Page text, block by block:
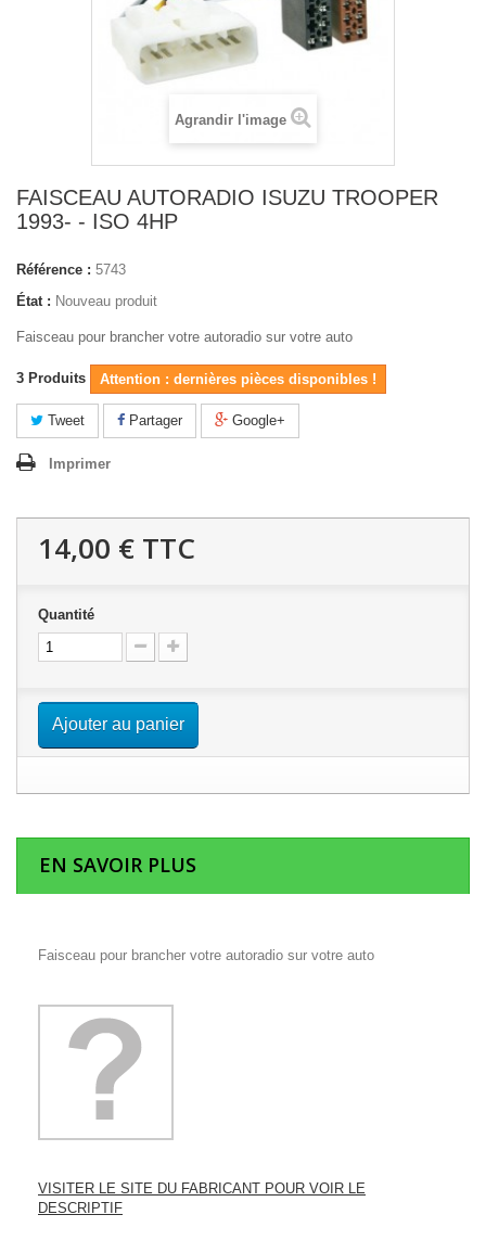
Agrandir l'image
FAISCEAU AUTORADIO ISUZU TROOPER
1993- - ISO 4HP
Référence : 5743
État : Nouveau produit
Faisceau pour brancher votre autoradio sur votre auto
3 Produits Attention : dernières pièces disponibles !
Tweet Partager Google+
Imprimer
14,00 € TTC
Quantité
Ajouter au panier
EN SAVOIR PLUS
Faisceau pour brancher votre autoradio sur votre auto
VISITER LE SITE DU FABRICANT POUR VOIR LE
DESCRIPTIF